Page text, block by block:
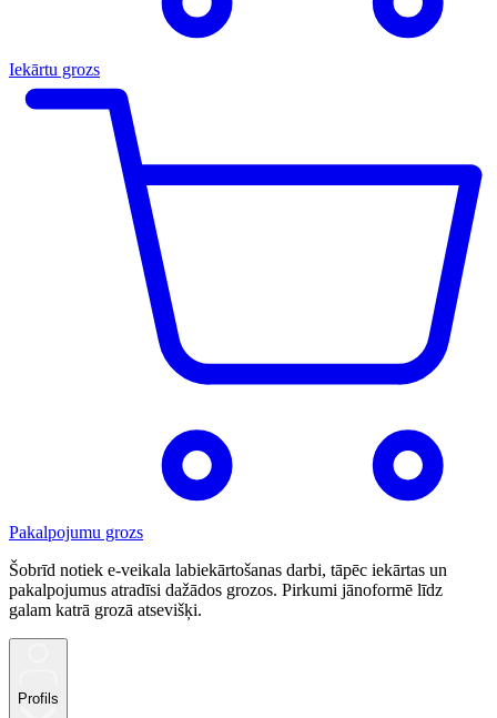
Iekārtu grozs
Pakalpojumu grozs
Šobrīd notiek e-veikala labiekārtošanas darbi, tāpēc iekārtas un
pakalpojumus atradīsi dažādos grozos. Pirkumi jānoformē līdz
galam katrā grozā atsevišķi.
Profils